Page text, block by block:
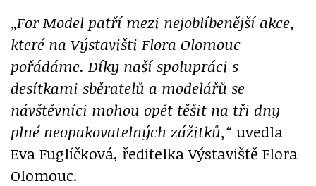
„For Model patří mezi nejoblíbenější akce,
které na Výstavišti Flora Olomouc
pořádáme. Díky naší spolupráci s
desítkami sběratelů a modelářů se
návštěvníci mohou opět těšit na tři dny
plné neopakovatelných zážitků,“ uvedla
Eva Fuglíčková, ředitelka Výstaviště Flora
Olomouc.